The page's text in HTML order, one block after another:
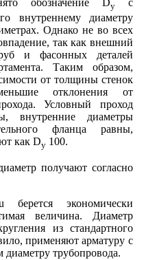
обозначение Dус
внутреннему диаметру
Однако не во всех
так как внешний
и фасонных деталей
Таким образом,
от толщины стенок
отклонения от
Условный проход
внутренние диаметры
фланца равны,
как Dу 100.
получают согласно
экономически
величина. Диаметр
из стандартного
применяют арматуру с
трубопровода.